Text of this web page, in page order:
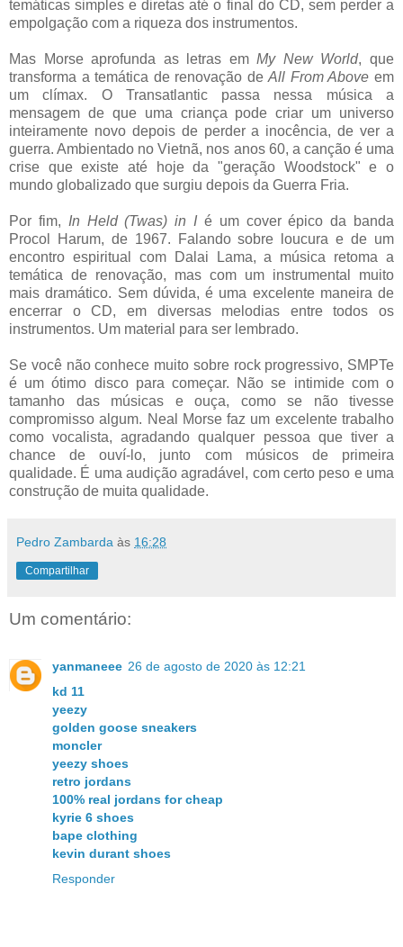
temáticas simples e diretas até o final do CD, sem perder a
empolgação com a riqueza dos instrumentos.
Mas Morse aprofunda as letras emMy New World, que
transforma a temática de renovação deAll From Above em
um clímax. O Transatlantic passa nessa música a
mensagem de que uma criança pode criar um universo
inteiramente novo depois de perder a inocência, de ver a
guerra. Ambientado no Vietnã, nos anos 60, a canção é uma
crise que existe até hoje da "geração Woodstock" e o
mundo globalizado que surgiu depois da Guerra Fria.
Por fim, In Held (Twas) in Ié um cover épico da banda
Procol Harum, de 1967. Falando sobre loucura e de um
encontro espiritual com Dalai Lama, a música retoma a
temática de renovação, mas com um instrumental muito
mais dramático. Sem dúvida, é uma excelente maneira de
encerrar o CD, em diversas melodias entre todos os
instrumentos. Um material para ser lembrado.
Se você não conhece muito sobre rock progressivo, SMPTe
é um ótimo disco para começar. Não se intimide com o
tamanho das músicas e ouça, como se não tivesse
compromisso algum. Neal Morse faz um excelente trabalho
como vocalista, agradando qualquer pessoa que tiver a
chance de ouví-lo, junto com músicos de primeira
qualidade. É uma audição agradável, com certo peso e uma
construção de muita qualidade.
Pedro Zambarda às 16:28
Compartilhar
Um comentário:
yanmaneee 26 de agosto de 2020 às 12:21
kd 11
yeezy
golden goose sneakers
moncler
yeezy shoes
retro jordans
100% real jordans for cheap
kyrie 6 shoes
bape clothing
kevin durant shoes
Responder